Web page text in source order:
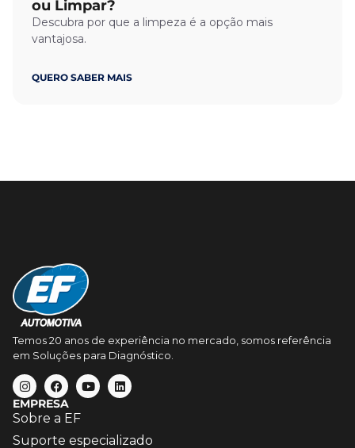
ou Limpar?
Descubra por que a limpeza é a opção mais
vantajosa.
QUERO SABER MAIS
Temos 20 anos de experiência no mercado, somos referência
em Soluções para Diagnóstico.
EMPRESA
Sobre a EF
Suporte especializado